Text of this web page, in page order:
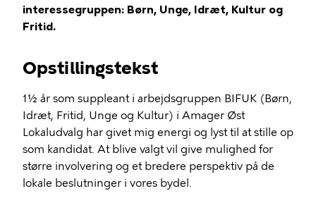
interessegruppen: Børn, Unge, Idræt, Kultur og
Fritid.
Opstillingstekst
1½ år som suppleant i arbejdsgruppen BIFUK (Børn,
Idræt, Fritid, Unge og Kultur) i Amager Øst
Lokaludvalg har givet mig energi og lyst til at stille op
som kandidat. At blive valgt vil give mulighed for
større involvering og et bredere perspektiv på de
lokale beslutninger i vores bydel.